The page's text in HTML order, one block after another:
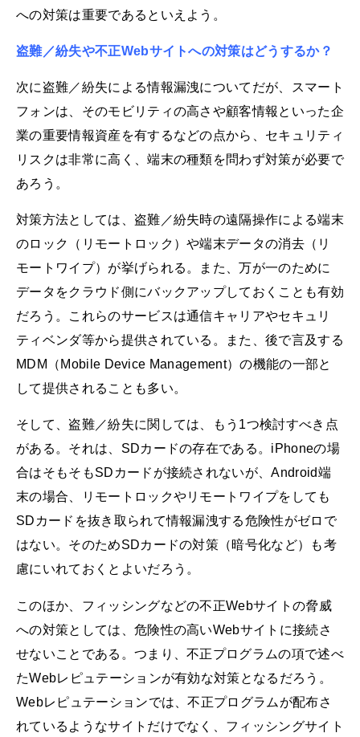
への対策は重要であるといえよう。
盗難／紛失や不正Webサイトへの対策はどうするか？
次に盗難／紛失による情報漏洩についてだが、スマート
フォンは、そのモビリティの高さや顧客情報といった企
業の重要情報資産を有するなどの点から、セキュリティ
リスクは非常に高く、端末の種類を問わず対策が必要で
あろう。
対策方法としては、盗難／紛失時の遠隔操作による端末
のロック（リモートロック）や端末データの消去（リ
モートワイプ）が挙げられる。また、万が一のために
データをクラウド側にバックアップしておくことも有効
だろう。これらのサービスは通信キャリアやセキュリ
ティベンダ等から提供されている。また、後で言及する
MDM（Mobile Device Management）の機能の一部と
して提供されることも多い。
そして、盗難／紛失に関しては、もう1つ検討すべき点
がある。それは、SDカードの存在である。iPhoneの場
合はそもそもSDカードが接続されないが、Android端
末の場合、リモートロックやリモートワイプをしても
SDカードを抜き取られて情報漏洩する危険性がゼロで
はない。そのためSDカードの対策（暗号化など）も考
慮にいれておくとよいだろう。
このほか、フィッシングなどの不正Webサイトの脅威
への対策としては、危険性の高いWebサイトに接続さ
せないことである。つまり、不正プログラムの項で述べ
たWebレピュテーションが有効な対策となるだろう。
Webレピュテーションでは、不正プログラムが配布さ
れているようなサイトだけでなく、フィッシングサイト